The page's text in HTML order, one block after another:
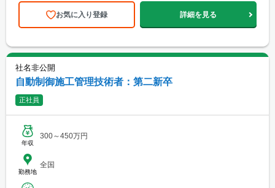
お気に入り登録 詳細を見る
社名非公開
自動制御施工管理技術者：第二新卒
正社員
年収
300～450万円
勤務地
全国